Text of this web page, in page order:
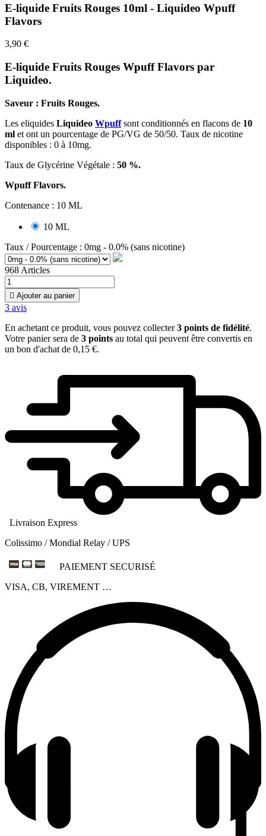
E-liquide Fruits Rouges 10ml - Liquideo Wpuff
Flavors
3,90 €
E-liquide Fruits Rouges Wpuff Flavors par
Liquideo.
Saveur : Fruits Rouges.
Les eliquides Liquideo Wpuff sont conditionnés en flacons de 10
ml et ont un pourcentage de PG/VG de 50/50. Taux de nicotine
disponibles : 0 à 10mg.
Taux de Glycérine Végétale : 50 %.
Wpuff Flavors.
Contenance : 10 ML
10 ML
Taux / Pourcentage : 0mg - 0.0% (sans nicotine)
968 Articles
 Ajouter au panier
3 avis
En achetant ce produit, vous pouvez collecter3 points de fidélité.
Votre panier sera de 3 points au total qui peuvent être convertis en
un bon d'achat de 0,15 €.
Livraison Express
Colissimo / Mondial Relay / UPS
PAIEMENT SECURISÉ
VISA, CB, VIREMENT …